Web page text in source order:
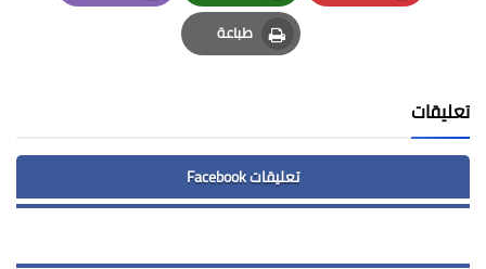
Pinterest
Whatsapp
Email
طباعة
Print
تعليقات
تعليقات Facebook